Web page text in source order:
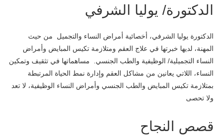
الدكتورة/ يوليا الشرفي
الدكتورة يوليا الشرفي، أخصائية أمراض النساء والتجميل من حيث
المهنة، لديها خبرتها في علاج العقم ومتلازمة تكيس المبايض وأمراض
النساء التجميلية/ الوظيفية والطب الجنسي. مساهماتها في تثقيف وتمكين
النساء، اللاتي يعانين من مشاكل العقم وإدارة نمط الحياة المرتبطة
بمتلازمة تكيس المبايض والطب الجنسي وأمراض النساء الوظيفية، لا تعد
ولا تحصى
قصص النجاح